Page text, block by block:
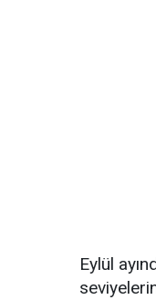
Eylül